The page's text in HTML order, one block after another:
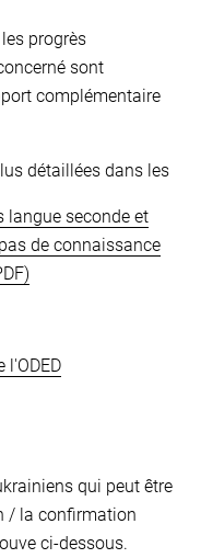
progrès
sont
complémentaire
détaillées dans les
langue seconde et
de connaissance
l'ODED
qui peut être
/ la confirmation
ci-dessous.